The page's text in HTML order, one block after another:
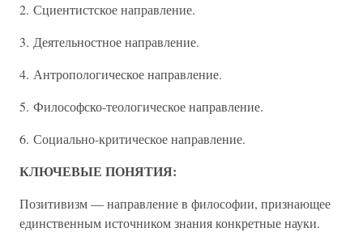
2. Сциентистское направление.
3. Деятельностное направление.
4. Антропологическое направление.
5. Философско-теологическое направление.
6. Социально-критическое направление.
КЛЮЧЕВЫЕ ПОНЯТИЯ:
Позитивизм — направление в философии, признающее
единственным источником знания конкретные науки.